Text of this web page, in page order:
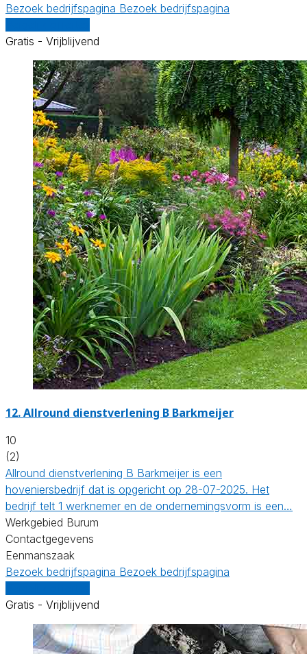
Bezoek bedrijfspagina Bezoek bedrijfspagina
Gratis - Vrijblijvend
12.Allround dienstverlening B Barkmeijer
10
(2)
Allround dienstverlening B Barkmeijer is een
hoveniersbedrijf dat is opgericht op 28-07-2025. Het
bedrijf telt 1 werknemer en de ondernemingsvorm is een…
Werkgebied Burum
Contactgegevens
Eenmanszaak
Bezoek bedrijfspagina Bezoek bedrijfspagina
Gratis - Vrijblijvend